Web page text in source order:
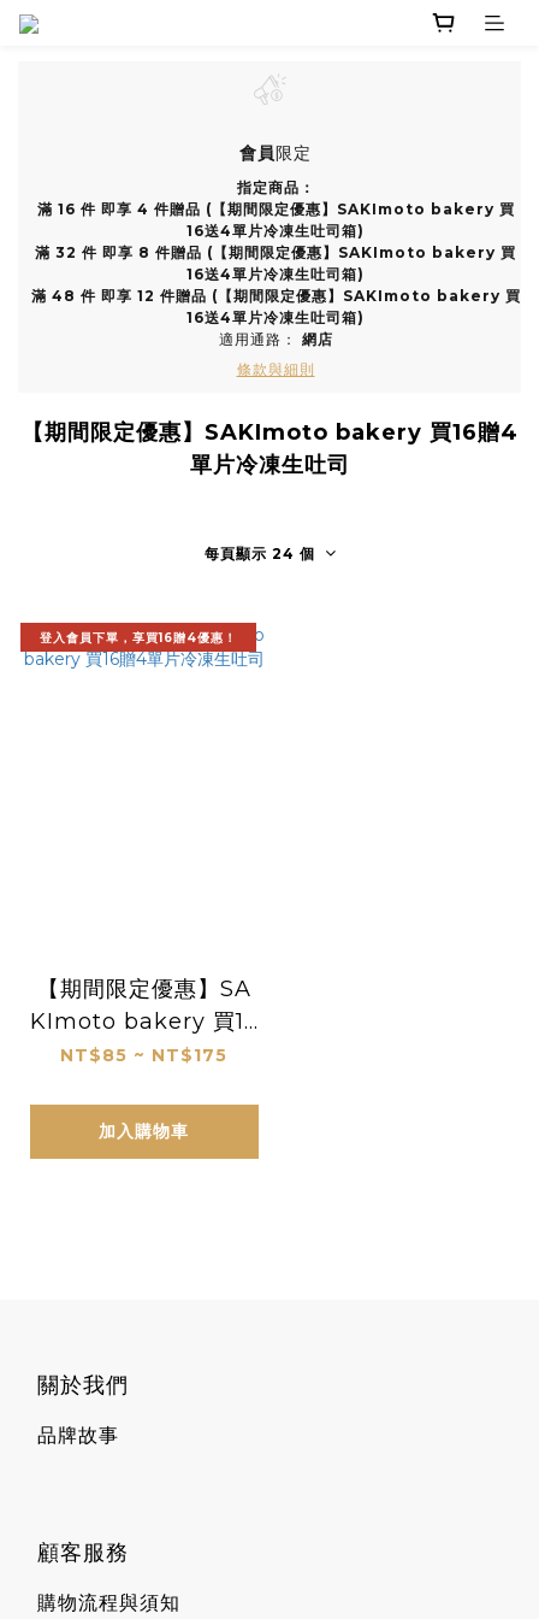
會員限定
指定商品：
滿 16 件 即享 4 件贈品 (【期間限定優惠】SAKImoto bakery 買
16送4單片冷凍生吐司箱)
滿 32 件 即享 8 件贈品 (【期間限定優惠】SAKImoto bakery 買
16送4單片冷凍生吐司箱)
滿 48 件 即享 12 件贈品 (【期間限定優惠】SAKImoto bakery 買
16送4單片冷凍生吐司箱)
適用通路： 網店
條款與細則
【期間限定優惠】SAKImoto bakery 買16贈4
單片冷凍生吐司
每頁顯示 24 個
登入會員下單，享買16贈4優惠！
【期間限定優惠】SA
KImoto bakery 買16
贈4單片冷凍生吐司
NT$85 ~ NT$175
加入購物車
關於我們
品牌故事
顧客服務
購物流程與須知